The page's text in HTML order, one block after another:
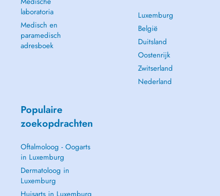
laboratoria
Medisch en
paramedisch
adresboek
Luxemburg
België
Duitsland
Oostenrijk
Zwitserland
Nederland
Populaire
zoekopdrachten
Oftalmoloog - Oogarts
in Luxemburg
Dermatoloog in
Luxemburg